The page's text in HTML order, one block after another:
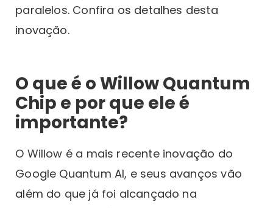
paralelos. Confira os detalhes desta
inovação.
O que é o Willow Quantum
Chip e por que ele é
importante?
O Willow é a mais recente inovação do
Google Quantum AI, e seus avanços vão
além do que já foi alcançado na